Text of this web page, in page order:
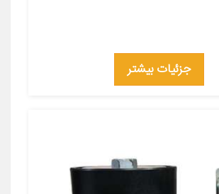
جزئیات بیشتر